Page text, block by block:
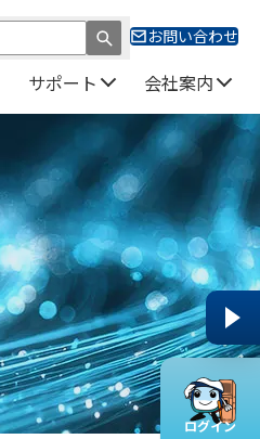
お問い合わせ
サポート 会社案内
ログイン